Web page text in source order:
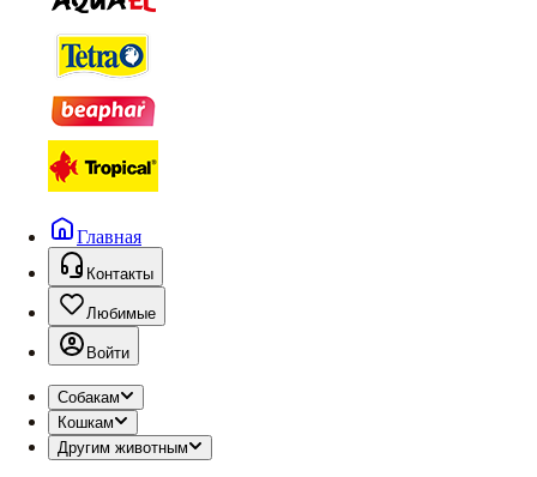
Главная
Контакты
Любимые
Войти
Собакам
Кошкам
Другим животным